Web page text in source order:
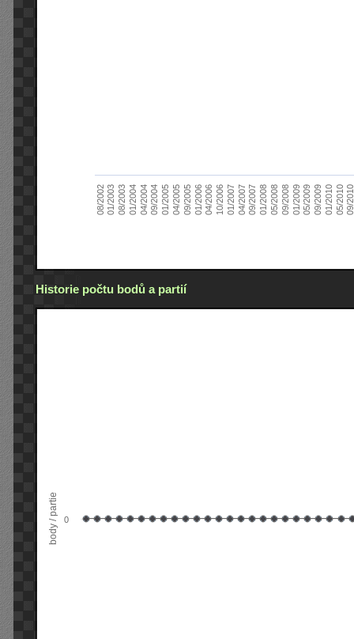
08/200201/200308/200301/200404/200409/200401/200504/200509/200501/200604/200610/200601/200704/200709/200701/200805/200809/200801/200905/200909/200901/201005/201009/
Historie počtu bodů a partií
body / partie 0